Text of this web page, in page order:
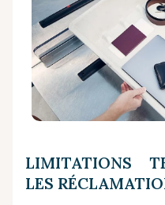
LIMITATIONS
LES